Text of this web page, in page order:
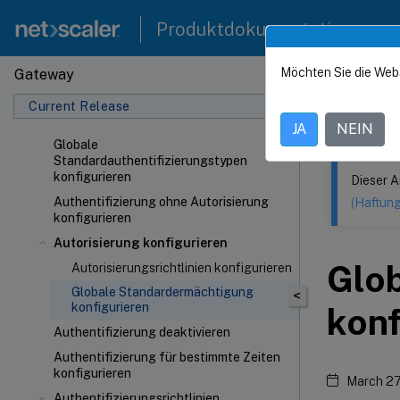
Produktdokumentation
Gateway
Current Release
Globale
Standardauthentifizierungstypen
konfigurieren
Authentifizierung ohne Autorisierung
konfigurieren
Autorisierung konfigurieren
Autorisierungsrichtlinien konfigurieren
Globale Standardermächtigung
konfigurieren
Authentifizierung deaktivieren
Authentifizierung für bestimmte Zeiten
konfigurieren
Dieser Inhalt
<
Dieser
March
Möchten Sie die
JA NEIN